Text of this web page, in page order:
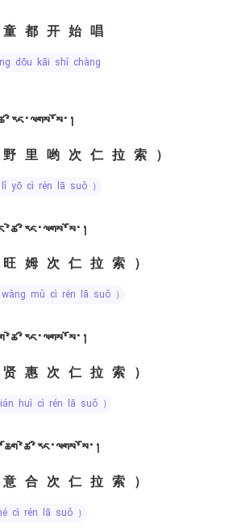
都开始唱
dōu kāi shǐ chàng
里哟次仁拉索）
yō cì rén lā suǒ ）
姆次仁拉索）
mǔ cì rén lā suǒ ）
惠次仁拉索）
huì cì rén lā suǒ ）
合次仁拉索）
cì rén lā suǒ ）